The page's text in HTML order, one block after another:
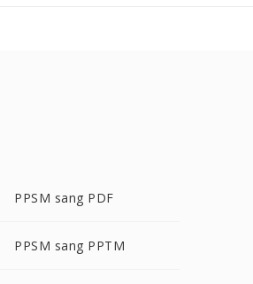
PPSM sang PDF
PPSM sang PPTM